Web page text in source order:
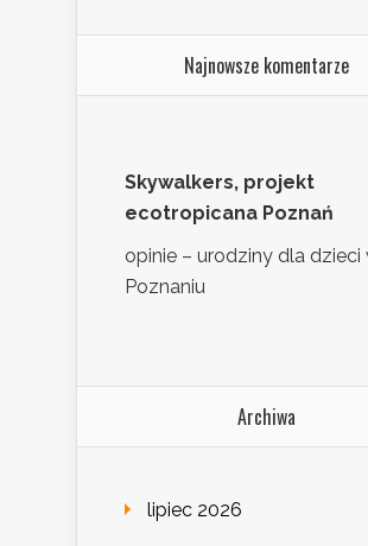
Najnowsze komentarze
Skywalkers, projekt
ecotropicana Poznań
opinie – urodziny dla dzieci
Poznaniu
Archiwa
lipiec 2026